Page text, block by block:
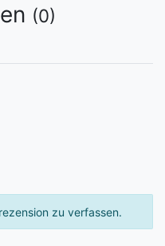
(0)
zu verfassen.